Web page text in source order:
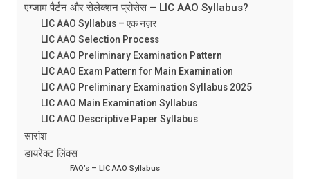
एग्जाम पैर्टन और सेलेक्शन प्रोसेस – LIC AAO Syllabus?
LIC AAO Syllabus – एक नज़र
LIC AAO Selection Process
LIC AAO Preliminary Examination Pattern
LIC AAO Exam Pattern for Main Examination
LIC AAO Preliminary Examination Syllabus 2025
LIC AAO Main Examination Syllabus
LIC AAO Descriptive Paper Syllabus
सारांश
डायरेक्ट लिंक्स
FAQ’s – LIC AAO Syllabus